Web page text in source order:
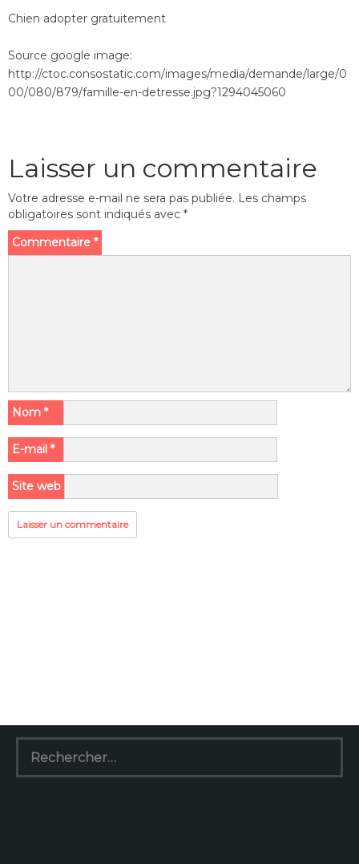
Chien adopter gratuitement
Source google image:
http://ctoc.consostatic.com/images/media/demande/large/0
00/080/879/famille-en-detresse.jpg?1294045060
Laisser un commentaire
Votre adresse e-mail ne sera pas publiée. Les champs
obligatoires sont indiqués avec *
Commentaire *
Nom *
E-mail *
Site web
Rechercher :